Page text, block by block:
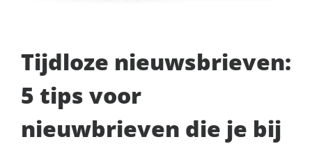
Tijdloze nieuwsbrieven:
5 tips voor
nieuwbrieven die je bij